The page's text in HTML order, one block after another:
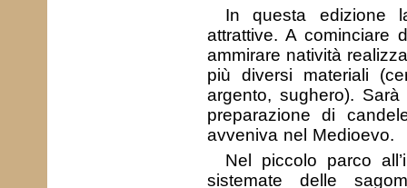
In questa edizione
attrattive. A cominciare
ammirare natività
più diversi materiali
argento, sughero).
preparazione di
avveniva nel Medioevo.
Nel piccolo parco
sistemate delle